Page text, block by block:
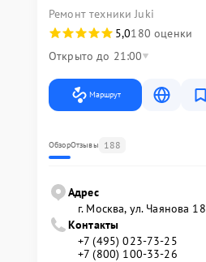
Ремонт техники Juki
5,0180 оценки
Открыто до 21:00
Маршрут
ОбзорОтзывы 188
Адрес
г. Москва, ул. Чаянова 18
Контакты
+7 (495) 023-73-25
+7 (800) 100-33-26